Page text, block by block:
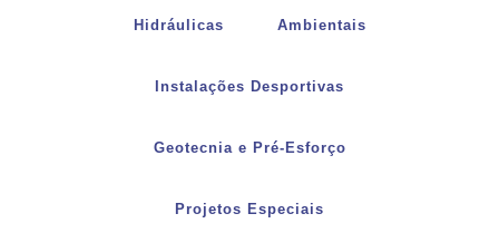
Hidráulicas Ambientais
Instalações Desportivas
Geotecnia e Pré-Esforço
Projetos Especiais